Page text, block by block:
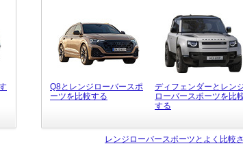
Q8とレンジローバースポ
ーツを比較する
ディフェンダーとレン
ローバースポーツを比
する
レンジローバースポーツとよく比較